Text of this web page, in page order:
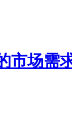
市场需